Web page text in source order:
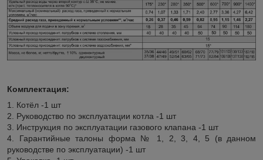
Комплектация:
1. Котёл -1 шт
2. Руководство по эксплуатации котла -1 шт
3. Инструкция по эксплуатации газового клапана -1 шт
4. Гарантийные талоны форма № 1, 2, 3, 4, 5 (в данном
руководстве по эксплуатации) -1 шт